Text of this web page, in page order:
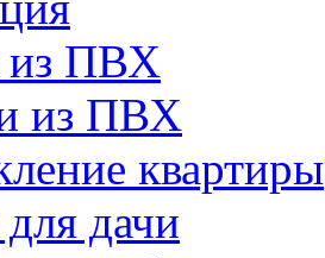
из ПВХ
из ПВХ
квартиры
дачи